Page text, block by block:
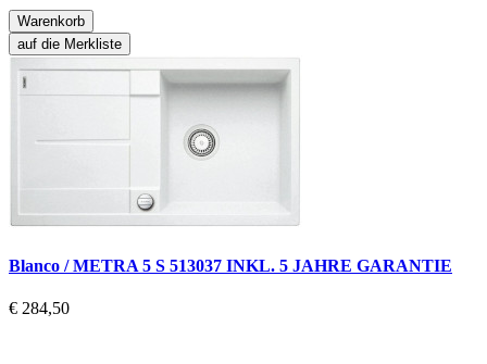
Warenkorb
auf die Merkliste
Blanco / METRA 5 S 513037 INKL. 5 JAHRE GARANTIE
€ 284,50